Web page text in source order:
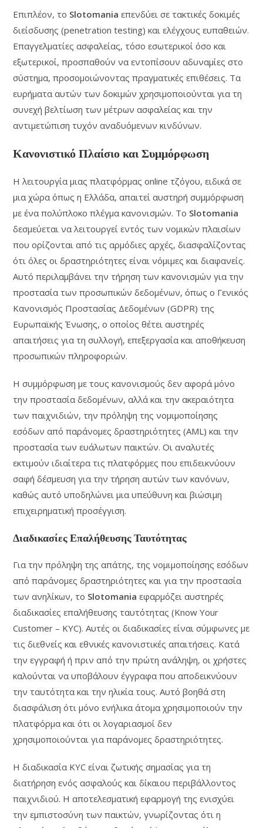
Επιπλέον, το Slotomania επενδύει σε τακτικές δοκιμές
διείσδυσης (penetration testing) και ελέγχους ευπαθειών.
Επαγγελματίες ασφαλείας, τόσο εσωτερικοί όσο και
εξωτερικοί, προσπαθούν να εντοπίσουν αδυναμίες στο
σύστημα, προσομοιώνοντας πραγματικές επιθέσεις. Τα
ευρήματα αυτών των δοκιμών χρησιμοποιούνται για τη
συνεχή βελτίωση των μέτρων ασφαλείας και την
αντιμετώπιση τυχόν αναδυόμενων κινδύνων.
Κανονιστικό Πλαίσιο και Συμμόρφωση
Η λειτουργία μιας πλατφόρμας online τζόγου, ειδικά σε
μια χώρα όπως η Ελλάδα, απαιτεί αυστηρή συμμόρφωση
με ένα πολύπλοκο πλέγμα κανονισμών. Το Slotomania
δεσμεύεται να λειτουργεί εντός των νομικών πλαισίων
που ορίζονται από τις αρμόδιες αρχές, διασφαλίζοντας
ότι όλες οι δραστηριότητες είναι νόμιμες και διαφανείς.
Αυτό περιλαμβάνει την τήρηση των κανονισμών για την
προστασία των προσωπικών δεδομένων, όπως ο Γενικός
Κανονισμός Προστασίας Δεδομένων (GDPR) της
Ευρωπαϊκής Ένωσης, ο οποίος θέτει αυστηρές
απαιτήσεις για τη συλλογή, επεξεργασία και αποθήκευση
προσωπικών πληροφοριών.
Η συμμόρφωση με τους κανονισμούς δεν αφορά μόνο
την προστασία δεδομένων, αλλά και την ακεραιότητα
των παιχνιδιών, την πρόληψη της νομιμοποίησης
εσόδων από παράνομες δραστηριότητες (AML) και την
προστασία των ευάλωτων παικτών. Οι αναλυτές
εκτιμούν ιδιαίτερα τις πλατφόρμες που επιδεικνύουν
σαφή δέσμευση για την τήρηση αυτών των κανόνων,
καθώς αυτό υποδηλώνει μια υπεύθυνη και βιώσιμη
επιχειρηματική προσέγγιση.
Διαδικασίες Επαλήθευσης Ταυτότητας
Για την πρόληψη της απάτης, της νομιμοποίησης εσόδων
από παράνομες δραστηριότητες και για την προστασία
των ανηλίκων, το Slotomania εφαρμόζει αυστηρές
διαδικασίες επαλήθευσης ταυτότητας (Know Your
Customer – KYC). Αυτές οι διαδικασίες είναι σύμφωνες με
τις διεθνείς και εθνικές κανονιστικές απαιτήσεις. Κατά
την εγγραφή ή πριν από την πρώτη ανάληψη, οι χρήστες
καλούνται να υποβάλουν έγγραφα που αποδεικνύουν
την ταυτότητα και την ηλικία τους. Αυτό βοηθά στη
διασφάλιση ότι μόνο ενήλικα άτομα χρησιμοποιούν την
πλατφόρμα και ότι οι λογαριασμοί δεν
χρησιμοποιούνται για παράνομες δραστηριότητες.
Η διαδικασία KYC είναι ζωτικής σημασίας για τη
διατήρηση ενός ασφαλούς και δίκαιου περιβάλλοντος
παιχνιδιού. Η αποτελεσματική εφαρμογή της ενισχύει
την εμπιστοσύνη των παικτών, γνωρίζοντας ότι η